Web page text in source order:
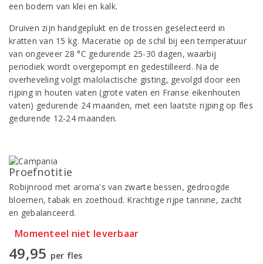
een bodem van klei en kalk.
Druiven zijn handgeplukt en de trossen geselecteerd in
kratten van 15 kg. Maceratie op de schil bij een temperatuur
van ongeveer 28 °C gedurende 25-30 dagen, waarbij
periodiek wordt overgepompt en gedestilleerd. Na de
overheveling volgt malolactische gisting, gevolgd door een
rijping in houten vaten (grote vaten en Franse eikenhouten
vaten) gedurende 24 maanden, met een laatste rijping op fles
gedurende 12-24 maanden.
Proefnotitie
Robijnrood met aroma's van zwarte bessen, gedroogde
bloemen, tabak en zoethoud. Krachtige rijpe tannine, zacht
en gebalanceerd.
Momenteel niet leverbaar
49,95 per fles